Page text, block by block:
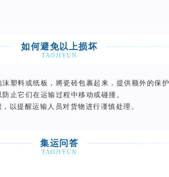
如何避免以上损坏
TAOJIYUN
塑料或纸板，將瓷砖包裹起来，提供额外的保护
止它们在运输过程中移动或碰撞。
以提醒运输人员对货物进行谨慎处理。
集运问答
TAOJIYUN